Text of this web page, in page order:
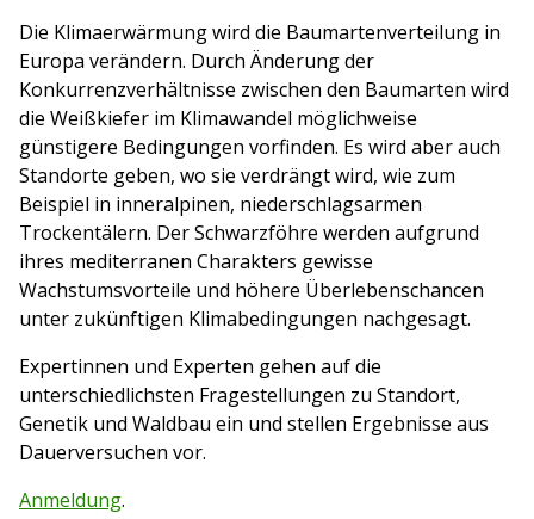
Die Klimaerwärmung wird die Baumartenverteilung in
Europa verändern. Durch Änderung der
Konkurrenzverhältnisse zwischen den Baumarten wird
die Weißkiefer im Klimawandel möglichweise
günstigere Bedingungen vorfinden. Es wird aber auch
Standorte geben, wo sie verdrängt wird, wie zum
Beispiel in inneralpinen, niederschlagsarmen
Trockentälern. Der Schwarzföhre werden aufgrund
ihres mediterranen Charakters gewisse
Wachstumsvorteile und höhere Überlebenschancen
unter zukünftigen Klimabedingungen nachgesagt.
Expertinnen und Experten gehen auf die
unterschiedlichsten Fragestellungen zu Standort,
Genetik und Waldbau ein und stellen Ergebnisse aus
Dauerversuchen vor.
Anmeldung.